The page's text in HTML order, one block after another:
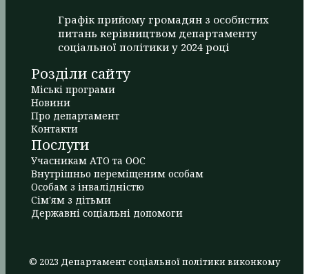
Графік прийому громадян з особистих
питань керівництвом департаменту
соціальної політики у 2024 році
Розділи сайту
Міські програми
Новини
Про департамент
Контакти
Послуги
Учасникам АТО та ООС
Внутрішньо переміщеним особам
Особам з інвалідністю
Сім'ям з дітьми
Державні соціальні допомоги
© 2023 Департамент соціальної політики виконкому